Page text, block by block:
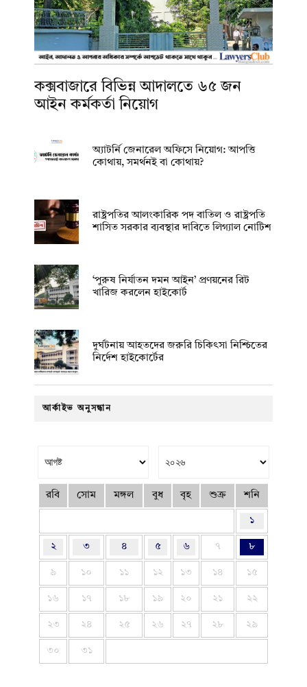
কক্সবাজারে বিভিন্ন আদালতে ৬৫ জন
আইন কর্মকর্তা নিয়োগ
অ্যাটর্নি জেনারেল অফিসে নিয়োগ: আপত্তি
কোথায়, সমর্থনই বা কোথায়?
রাষ্ট্রপতির আলংকারিক পদ বাতিল ও রাষ্ট্রপতি
শাসিত সরকার ব্যবস্থার দাবিতে লিগ্যাল নোটিশ
‘পুরুষ নির্যাতন দমন আইন’ প্রণয়নের রিট
খারিজ করলেন হাইকোর্ট
দুর্ঘটনায় আহতদের জরুরি চিকিৎসা নিশ্চিতের
নির্দেশ হাইকোর্টের
আর্কাইভ অনুসন্ধান
রবি সোম মঙ্গল বুধ বৃহ শুক্র শনি
১
২ ৩ ৪ ৫ ৬ ৭ ৮
৯ ১০ ১১ ১২ ১৩ ১৪ ১৫
১৬ ১৭ ১৮ ১৯ ২০ ২১ ২২
২৩ ২৪ ২৫ ২৬ ২৭ ২৮ ২৯
৩০ ৩১